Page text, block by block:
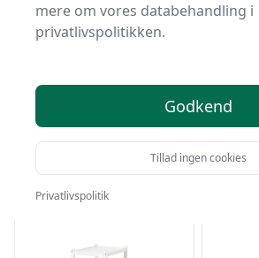
Diverse møbler og tilbehør Hylder
mere om vores databehandling i
privatlivspolitikken.
Godkend
Tillad ingen cookies
Privatlivspolitik